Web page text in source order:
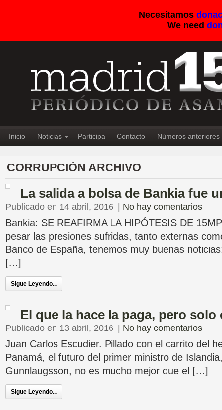
Necesitamos
We need
Inicio Noticias Participa Contacto Números anteriores
CORRUPCIÓN ARCHIVO
La salida a bolsa de Bankia fue
Publicado en 14 abril, 2016 No hay comentarios
Bankia: SE REAFIRMA LA HIPÓTESIS DE
pesar las presiones sufridas, tanto externas
Banco de España, tenemos muy buenas
[…]
Sigue Leyendo...
El que la hace la paga, pero solo
Publicado en 13 abril, 2016 No hay comentarios
Juan Carlos Escudier. Pillado con el carrito del
Panamá, el futuro del primer ministro de
Gunnlaugsson, no es mucho mejor que el […]
Sigue Leyendo...